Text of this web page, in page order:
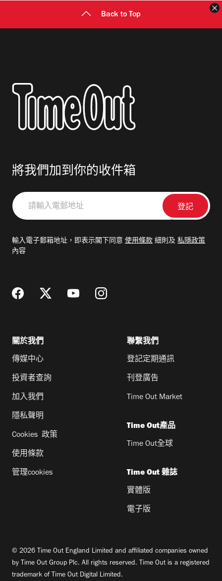
Back to Top
將我們加到你的收件箱
請
輸
郵
輸入電子郵箱地址，即表示閣下同意 使用條款 細則及 私隱政策
內容
關於我們
傳媒中心
投資者查詢
加入我們
隱私聲明
Cookies 政策
使用條款
管理cookies
聯繫我們
登記定期通訊
刊登廣告
Time Out Market
Time Out產品
Time Out全球
Time Out 雜誌
實體版
電子版
© 2026 Time Out England Limited and affiliated companies owned
by Time Out Group Plc. All rights reserved. Time Out is a registered
trademark of Time Out Digital Limited.